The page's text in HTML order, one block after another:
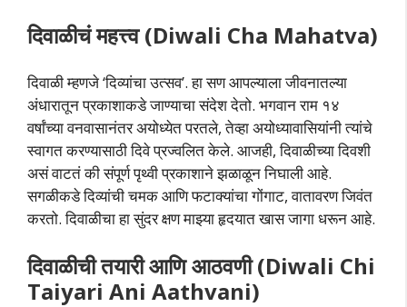
दिवाळीचं महत्त्व (Diwali Cha Mahatva)
दिवाळी म्हणजे ‘दिव्यांचा उत्सव’. हा सण आपल्याला जीवनातल्या
अंधारातून प्रकाशाकडे जाण्याचा संदेश देतो. भगवान राम १४
वर्षांच्या वनवासानंतर अयोध्येत परतले, तेव्हा अयोध्यावासियांनी त्यांचे
स्वागत करण्यासाठी दिवे प्रज्वलित केले. आजही, दिवाळीच्या दिवशी
असं वाटतं की संपूर्ण पृथ्वी प्रकाशाने झळाळून निघाली आहे.
सगळीकडे दिव्यांची चमक आणि फटाक्यांचा गोंगाट, वातावरण जिवंत
करतो. दिवाळीचा हा सुंदर क्षण माझ्या हृदयात खास जागा धरून आहे.
दिवाळीची तयारी आणि आठवणी (Diwali Chi
Taiyari Ani Aathvani)